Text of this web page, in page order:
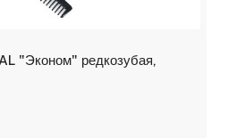
"Эконом" редкозубая,